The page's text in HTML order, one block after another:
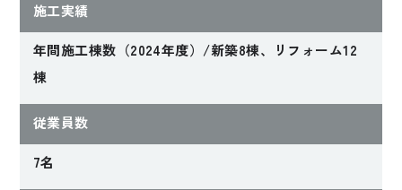
施工実績
年間施工棟数（2024年度）/新築8棟、リフォーム12
棟
従業員数
7名